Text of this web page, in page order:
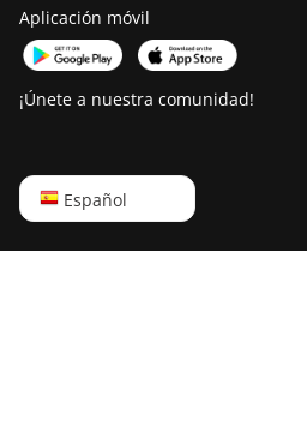
Aplicación móvil
¡Únete a nuestra comunidad!
Español
English